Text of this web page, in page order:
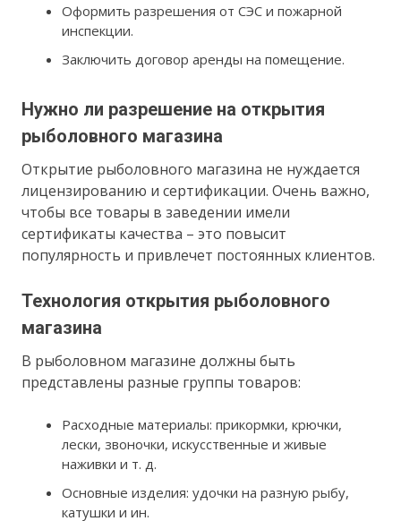
Оформить разрешения от СЭС и пожарной
инспекции.
Заключить договор аренды на помещение.
Нужно ли разрешение на открытия
рыболовного магазина
Открытие рыболовного магазина не нуждается
лицензированию и сертификации. Очень важно,
чтобы все товары в заведении имели
сертификаты качества – это повысит
популярность и привлечет постоянных клиентов.
Технология открытия рыболовного
магазина
В рыболовном магазине должны быть
представлены разные группы товаров:
Расходные материалы: прикормки, крючки,
лески, звоночки, искусственные и живые
наживки и т. д.
Основные изделия: удочки на разную рыбу,
катушки и ин.